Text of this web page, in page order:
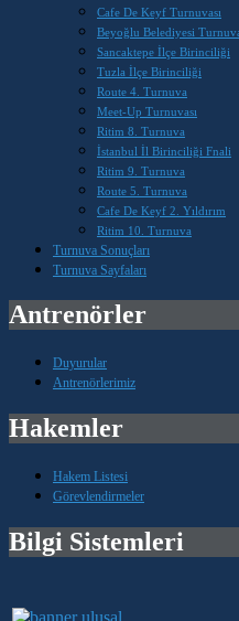
Cafe De Keyf Turnuvası
Beyoğlu Belediyesi
Sancaktepe İlçe Birinciliği
Tuzla İlçe Birinciliği
Route 4. Turnuva
Meet-Up Turnuvası
Ritim 8. Turnuva
İstanbul İl Birinciliği Fnali
Ritim 9. Turnuva
Route 5. Turnuva
Cafe De Keyf 2. Yıldırım
Ritim 10. Turnuva
Turnuva Sonuçları
Turnuva Sayfaları
Antrenörler
Duyurular
Antrenörlerimiz
Hakemler
Hakem Listesi
Görevlendirmeler
Bilgi Sistemleri